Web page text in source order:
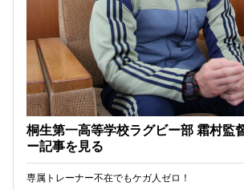
桐生第一高等学校ラグビー部 霜村監
ー記事を見る
専属トレーナー不在でもケガ人ゼロ！